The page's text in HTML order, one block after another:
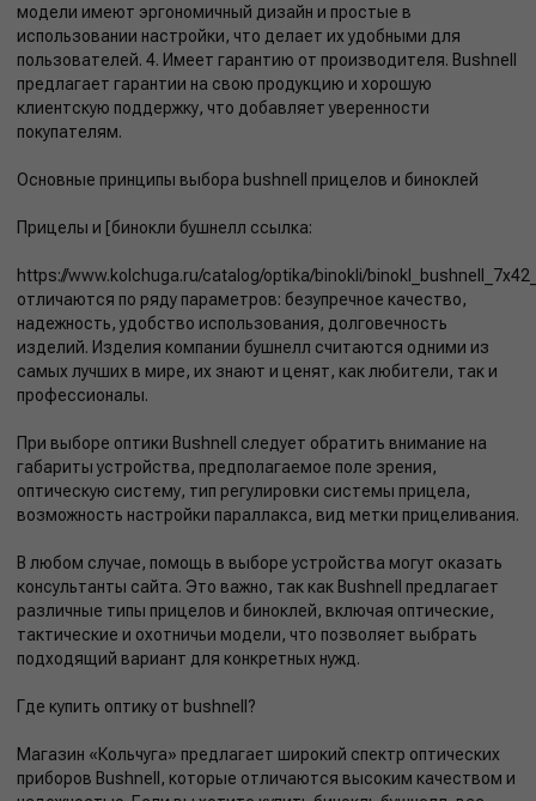
модели имеют эргономичный дизайн и простые в
использовании настройки, что делает их удобными для
пользователей. 4. Имеет гарантию от производителя. Bushnell
предлагает гарантии на свою продукцию и хорошую
клиентскую поддержку, что добавляет уверенности
покупателям.
Основные принципы выбора bushnell прицелов и биноклей
Прицелы и [бинокли бушнелл ссылка:
https://www.kolchuga.ru/catalog/optika/binokli/
отличаются по ряду параметров: безупречное качество,
надежность, удобство использования, долговечность
изделий. Изделия компании бушнелл считаются одними из
самых лучших в мире, их знают и ценят, как любители, так и
профессионалы.
При выборе оптики Bushnell следует обратить внимание на
габариты устройства, предполагаемое поле зрения,
оптическую систему, тип регулировки системы прицела,
возможность настройки параллакса, вид метки прицеливания.
В любом случае, помощь в выборе устройства могут оказать
консультанты сайта. Это важно, так как Bushnell предлагает
различные типы прицелов и биноклей, включая оптические,
тактические и охотничьи модели, что позволяет выбрать
подходящий вариант для конкретных нужд.
Где купить оптику от bushnell?
Магазин «Кольчуга» предлагает широкий спектр оптических
приборов Bushnell, которые отличаются высоким качеством и